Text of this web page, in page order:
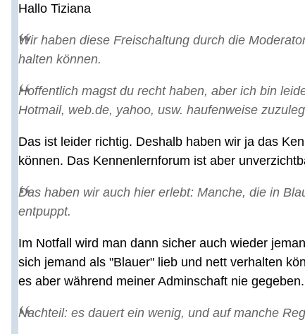
Hallo Tiziana
Wir haben diese Freischaltung durch die
halten können.
Hoffentlich magst du recht haben, aber ich bin
Hotmail, web.de, yahoo, usw. haufenweise
Das ist leider richtig. Deshalb haben wir ja das
können. Das Kennenlernforum ist aber
Das haben wir auch hier erlebt: Manche, die in
entpuppt.
Im Notfall wird man dann sicher auch wieder
sich jemand als "Blauer" lieb und nett verhalten
es aber während meiner Adminschaft nie gegeben.
Nachteil: es dauert ein wenig, und auf manche